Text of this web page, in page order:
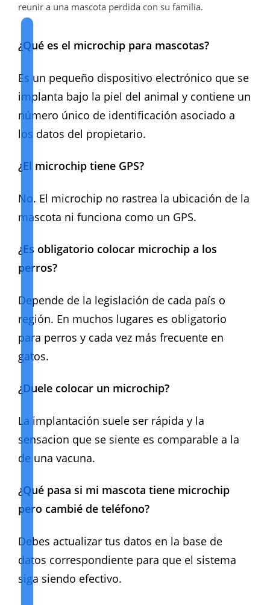
reunir a una mascota perdida con su familia.
¿Qué es el microchip para mascotas?
Es un pequeño dispositivo electrónico que se
implanta bajo la piel del animal y contiene un
número único de identificación asociado a
los datos del propietario.
¿El microchip tiene GPS?
No. El microchip no rastrea la ubicación de la
mascota ni funciona como un GPS.
¿Es obligatorio colocar microchip a los
perros?
Depende de la legislación de cada país o
región. En muchos lugares es obligatorio
para perros y cada vez más frecuente en
gatos.
¿Duele colocar un microchip?
La implantación suele ser rápida y la
sensacion que se siente es comparable a la
de una vacuna.
¿Qué pasa si mi mascota tiene microchip
pero cambié de teléfono?
Debes actualizar tus datos en la base de
datos correspondiente para que el sistema
siga siendo efectivo.